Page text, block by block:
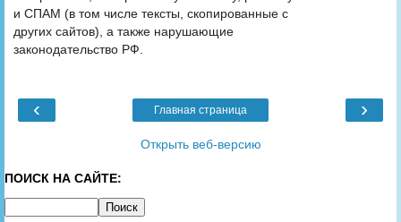
и СПАМ (в том числе тексты, скопированные с
других сайтов), а также нарушающие
законодательство РФ.
‹ ›
Главная страница
Открыть веб-версию
ПОИСК НА САЙТЕ: